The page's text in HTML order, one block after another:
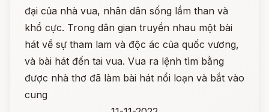
đại của nhà vua, nhân dân sống lầm than và
khổ cực. Trong dân gian truyền nhau một bài
hát về sự tham lam và độc ác của quốc vương,
và bài hát đến tai vua. Vua ra lệnh tìm bằng
được nhà thơ đã làm bài hát nổi loạn và bắt vào
cung